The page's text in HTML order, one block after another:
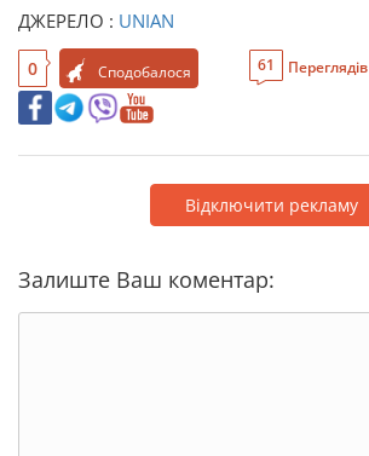
ДЖЕРЕЛО : UNIAN
0 Сподобалося 61 Переглядів
Відключити рекламу
Залиште Ваш коментар: